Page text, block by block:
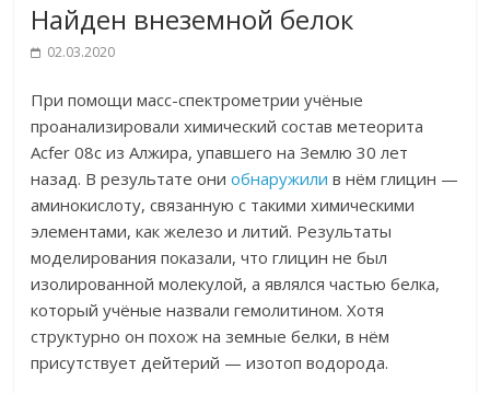
Найден внеземной белок
02.03.2020
При помощи масс-спектрометрии учёные
проанализировали химический состав метеорита
Acfer 08с из Алжира, упавшего на Землю 30 лет
назад. В результате ониобнаружили в нём глицин —
аминокислоту, связанную с такими химическими
элементами, как железо и литий. Результаты
моделирования показали, что глицин не был
изолированной молекулой, а являлся частью белка,
который учёные назвали гемолитином. Хотя
структурно он похож на земные белки, в нём
присутствует дейтерий — изотоп водорода.